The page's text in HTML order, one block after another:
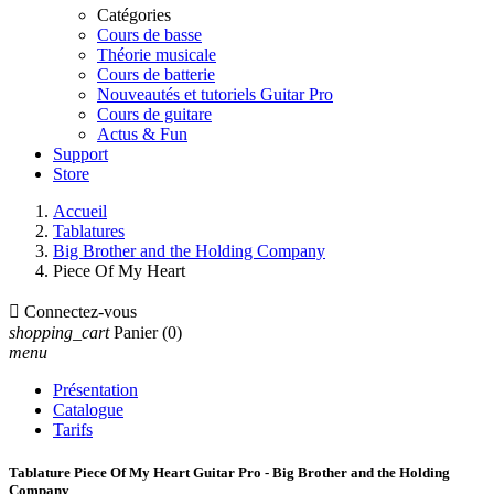
Catégories
Cours de basse
Théorie musicale
Cours de batterie
Nouveautés et tutoriels Guitar Pro
Cours de guitare
Actus & Fun
Support
Store
Accueil
Tablatures
Big Brother and the Holding Company
Piece Of My Heart
 Connectez-vous
shopping_cart Panier (0)
menu
Présentation
Catalogue
Tarifs
Tablature Piece Of My Heart Guitar Pro - Big Brother and the Holding
Company